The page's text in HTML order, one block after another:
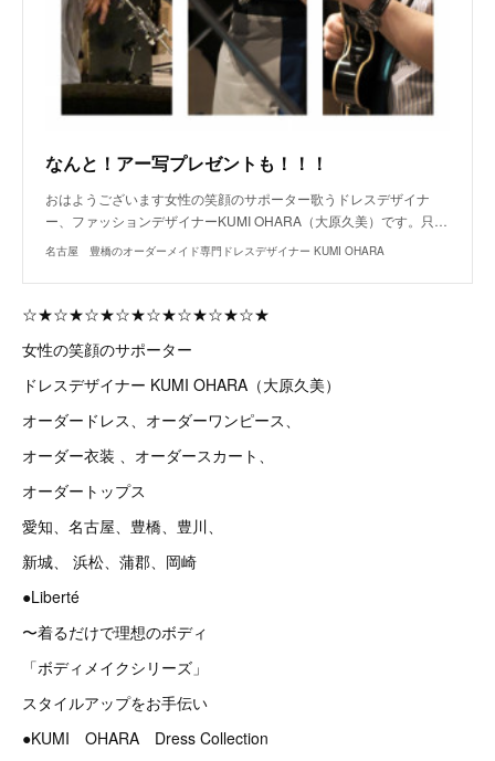
なんと！アー写プレゼントも！！！
おはようございます女性の笑顔のサポーター歌うドレスデザイナ
ー、ファッションデザイナーKUMI OHARA（大原久美）です。只…
名古屋 豊橋のオーダーメイド専門ドレスデザイナー KUMI OHARA
☆★☆★☆★☆★☆★☆★☆★☆★
女性の笑顔のサポーター
ドレスデザイナー KUMI OHARA（大原久美）
オーダードレス、オーダーワンピース、
オーダー衣装 、オーダースカート、
オーダートップス
愛知、名古屋、豊橋、豊川、
新城、 浜松、蒲郡、岡崎
●Liberté
〜着るだけで理想のボディ
「ボディメイクシリーズ」
スタイルアップをお手伝い
●KUMI OHARA Dress Collection